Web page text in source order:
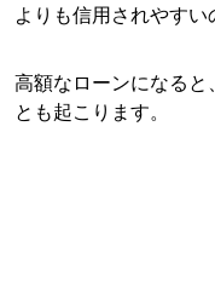
よりも信用されやすい
高額なローンになると
とも起こります。